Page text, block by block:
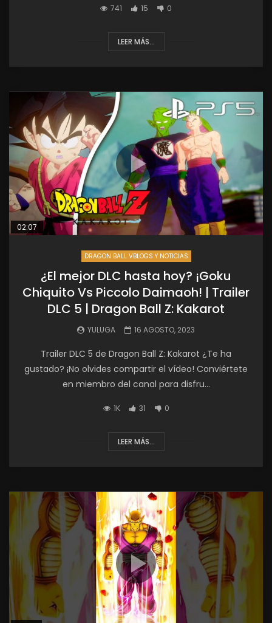
741 15 0
LEER MÁS...
02:07
DRAGON BALL VBLOGS Y NOTICIAS
¿El mejor DLC hasta hoy? ¡Goku
Chiquito Vs Piccolo Daimaoh! | Trailer
DLC 5 | Dragon Ball Z: Kakarot
YULUGA 16 AGOSTO, 2023
Trailer DLC 5 de Dragon Ball Z: Kakarot ¿Te ha
gustado? ¡No olvides compartir el vídeo! Conviértete
en miembro del canal para disfru...
1K 31 0
LEER MÁS...